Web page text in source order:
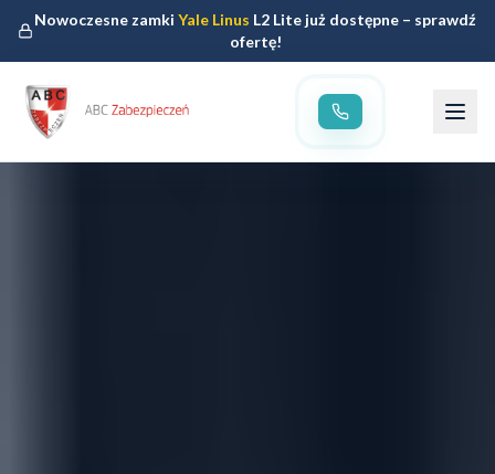
Nowoczesne zamkiYale Linus L2 Lite już dostępne – sprawdź
ofertę!